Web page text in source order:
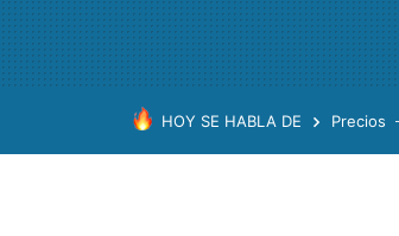
HOY SE HABLA DE Precios